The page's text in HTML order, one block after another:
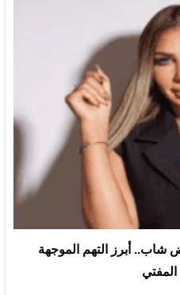
أبرز التهم الموجهة
المفتي